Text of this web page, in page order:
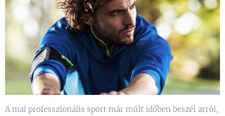
A mai professzionális sport már múlt időben beszél arról,